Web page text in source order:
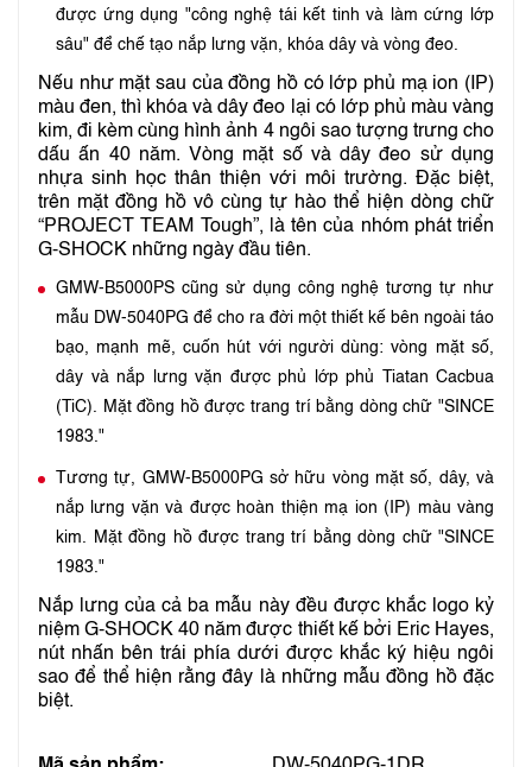
được ứng dụng "công nghệ tái kết tinh và làm cứng lớp
sâu" để chế tạo nắp lưng vặn, khóa dây và vòng đeo.
Nếu như mặt sau của đồng hồ có lớp phủ mạ ion (IP)
màu đen, thì khóa và dây đeo lại có lớp phủ màu vàng
kim, đi kèm cùng hình ảnh 4 ngôi sao tượng trưng cho
dấu ấn 40 năm. Vòng mặt số và dây đeo sử dụng
nhựa sinh học thân thiện với môi trường. Đặc biệt,
trên mặt đồng hồ vô cùng tự hào thể hiện dòng chữ
“PROJECT TEAM Tough”, là tên của nhóm phát triển
G-SHOCK những ngày đầu tiên.
GMW-B5000PS cũng sử dụng công nghệ tương tự như
mẫu DW-5040PG để cho ra đời một thiết kế bên ngoài táo
bạo, mạnh mẽ, cuốn hút với người dùng: vòng mặt số,
dây và nắp lưng vặn được phủ lớp phủ Tiatan Cacbua
(TiC). Mặt đồng hồ được trang trí bằng dòng chữ "SINCE
1983."
Tương tự, GMW-B5000PG sở hữu vòng mặt số, dây, và
nắp lưng vặn và được hoàn thiện mạ ion (IP) màu vàng
kim. Mặt đồng hồ được trang trí bằng dòng chữ "SINCE
1983."
Nắp lưng của cả ba mẫu này đều được khắc logo kỷ
niệm G-SHOCK 40 năm được thiết kế bởi Eric Hayes,
nút nhấn bên trái phía dưới được khắc ký hiệu ngôi
sao để thể hiện rằng đây là những mẫu đồng hồ đặc
biệt.